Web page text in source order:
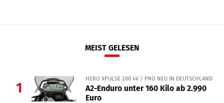
MEIST GELESEN
1
HERO XPULSE 200 4V / PRO NEU IN DEUTSCHLAND
A2-Enduro unter 160 Kilo ab 2.990
Euro